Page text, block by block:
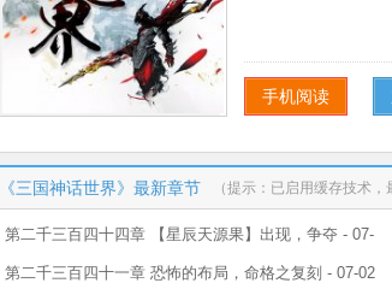
手机阅读
《三国神话世界》最新章节 （提示：已启用缓存技术
第二千三百四十四章 【星辰天源果】出现，争夺 - 07-
02
第二千三百四十一章 恐怖的布局，命格之复刻 - 07-02